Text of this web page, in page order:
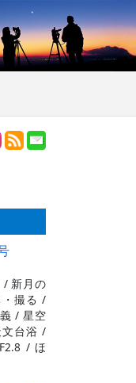
/ 新月の
撮る /
/ 星空
台浴 /
/ ほ